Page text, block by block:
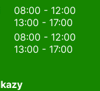
08:00 - 12:00
13:00 - 17:00
08:00 - 12:00
13:00 - 17:00